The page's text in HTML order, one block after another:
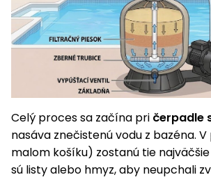
Záhradné
vozíky
a posypové
vozíky
Čerpadlá
a
Meracie
prístroje
Nabíjačky
autobatérií
Vykurovanie
Navijaky
Celý proces sa začína pri čerpadle
nasáva znečistenú vodu z bazéna.
malom košíku) zostanú tie
sú listy alebo hmyz, aby neupchali